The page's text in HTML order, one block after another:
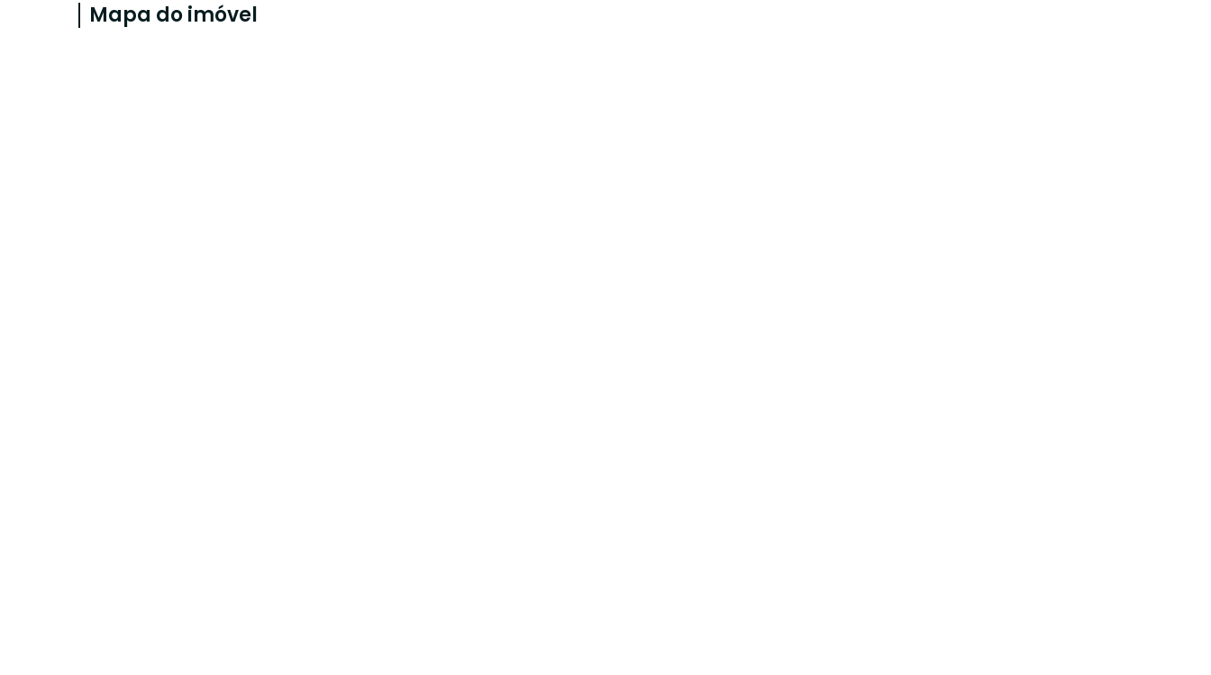
Mapa do imóvel